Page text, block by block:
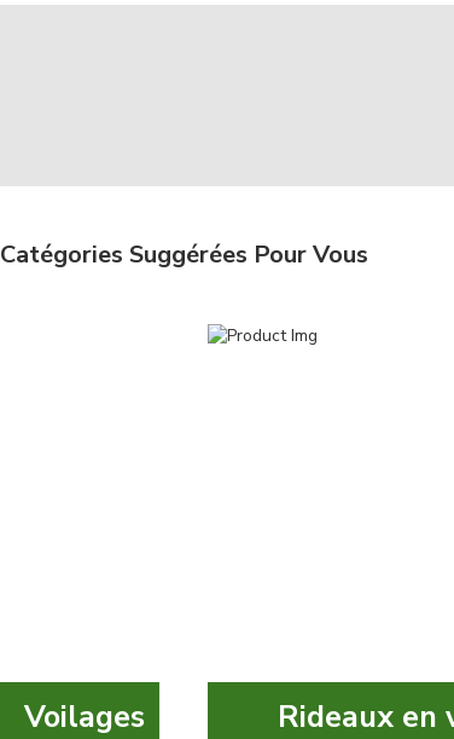
Catégories Suggérées Pour Vous
Voilages Rideaux en